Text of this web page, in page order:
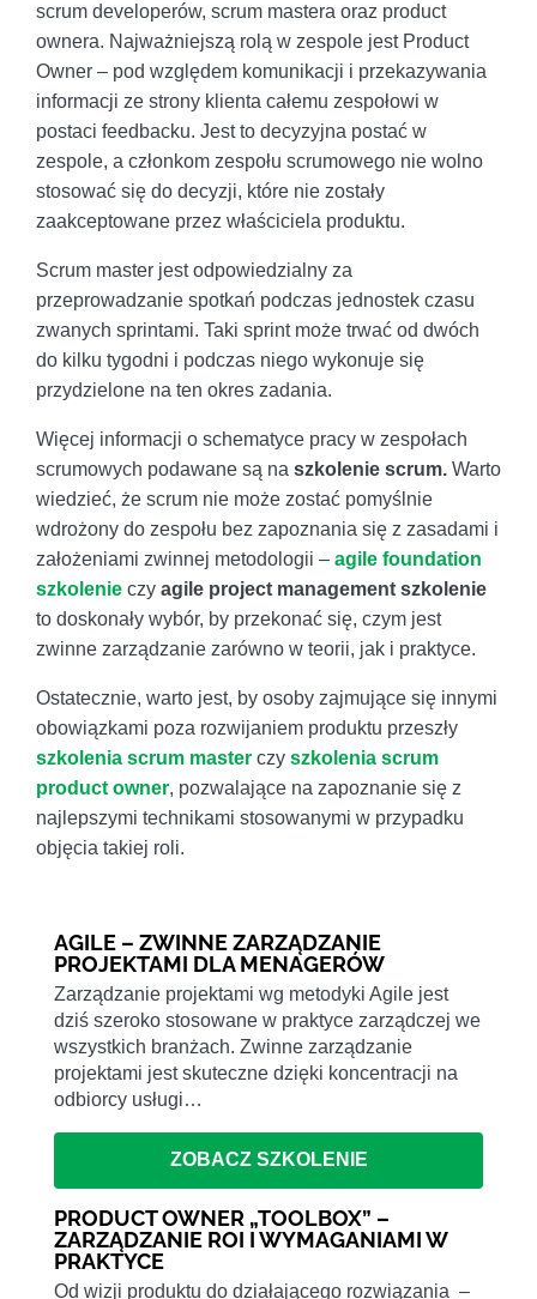
scrum developerów, scrum mastera oraz product
ownera. Najważniejszą rolą w zespole jest Product
Owner – pod względem komunikacji i przekazywania
informacji ze strony klienta całemu zespołowi w
postaci feedbacku. Jest to decyzyjna postać w
zespole, a członkom zespołu scrumowego nie wolno
stosować się do decyzji, które nie zostały
zaakceptowane przez właściciela produktu.
Scrum master jest odpowiedzialny za
przeprowadzanie spotkań podczas jednostek czasu
zwanych sprintami. Taki sprint może trwać od dwóch
do kilku tygodni i podczas niego wykonuje się
przydzielone na ten okres zadania.
Więcej informacji o schematyce pracy w zespołach
scrumowych podawane są na szkolenie scrum. Warto
wiedzieć, że scrum nie może zostać pomyślnie
wdrożony do zespołu bez zapoznania się z zasadami i
założeniami zwinnej metodologii – agile foundation
szkolenie czy agile project management szkolenie
to doskonały wybór, by przekonać się, czym jest
zwinne zarządzanie zarówno w teorii, jak i praktyce.
Ostatecznie, warto jest, by osoby zajmujące się innymi
obowiązkami poza rozwijaniem produktu przeszły
szkolenia scrum master czy szkolenia scrum
product owner, pozwalające na zapoznanie się z
najlepszymi technikami stosowanymi w przypadku
objęcia takiej roli.
AGILE – ZWINNE ZARZĄDZANIE
PROJEKTAMI DLA MENAGERÓW
Zarządzanie projektami wg metodyki Agile jest
dziś szeroko stosowane w praktyce zarządczej we
wszystkich branżach. Zwinne zarządzanie
projektami jest skuteczne dzięki koncentracji na
odbiorcy usługi…
ZOBACZ SZKOLENIE
PRODUCT OWNER „TOOLBOX” –
ZARZĄDZANIE ROI I WYMAGANIAMI W
PRAKTYCE
Od wizji produktu do działającego rozwiązania –